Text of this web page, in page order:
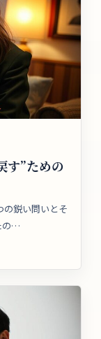
す”ための
の鋭い問いとそ
の…